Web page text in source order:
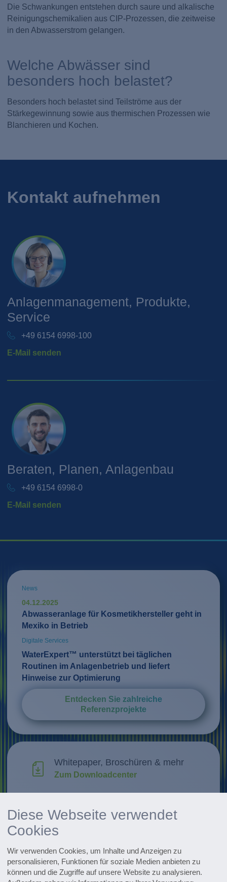
Diese Webseite verwendet
Cookies
Wir verwenden Cookies, um Inhalte und Anzeigen zu
personalisieren, Funktionen für soziale Medien anbieten zu
können und die Zugriffe auf unsere Website zu analysieren.
Die Schwankungen entstehen durch saure und alkalische
Reinigungschemikalien aus CIP-Prozessen, die zeitweise
in den Abwasserstrom gelangen.
Welche Abwässer sind
besonders hoch belastet?
Besonders hoch belastet sind Teilströme aus der
Stärkegewinnung sowie aus thermischen Prozessen wie
Blanchieren und Kochen.
Kontakt aufnehmen
Anlagenmanagement, Produkte,
Service
+49 6154 6998-100
E-Mail senden
Beraten, Planen, Anlagenbau
+49 6154 6998-0
E-Mail senden
News
04.12.2025
Abwasseranlage für Kosmetikhersteller geht in
Mexiko in Betrieb
Digitale Services
WaterExpert™ unterstützt bei täglichen
Routinen im Anlagenbetrieb und liefert
Hinweise zur Optimierung
Entdecken Sie zahlreiche
Referenzprojekte
Whitepaper, Broschüren & mehr
Zum Downloadcenter
Innovationen entdecken
Zu den Terminen